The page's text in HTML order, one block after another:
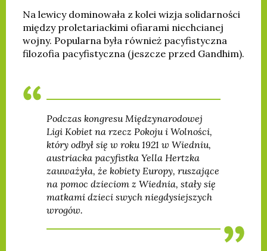
Na lewicy dominowała z kolei wizja solidarności
między proletariackimi ofiarami niechcianej
wojny. Popularna była również pacyfistyczna
filozofia pacyfistyczna (jeszcze przed Gandhim).
Podczas kongresu Międzynarodowej
Ligi Kobiet na rzecz Pokoju i Wolności,
który odbył się w roku 1921 w Wiedniu,
austriacka pacyfistka Yella Hertzka
zauważyła, że kobiety Europy, ruszające
na pomoc dzieciom z Wiednia, stały się
matkami dzieci swych niegdysiejszych
wrogów.